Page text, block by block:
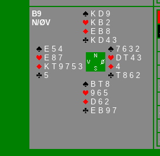
B9
N/ØV
K D 9
K B 2
E B 8
K D 4 3
E 5 4
E 8 7
K T 9 7 5 3
5
7 6 3 2
D T 4 3
4
T 8 6 2
B T 8
9 6 5
D 6 2
E B 9 7